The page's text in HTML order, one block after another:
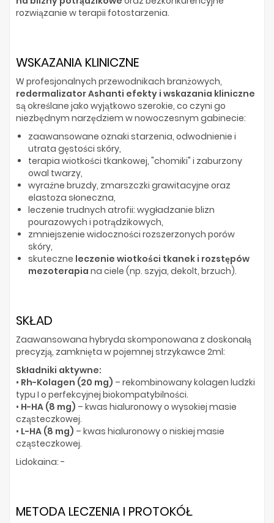
rozwiązanie w terapii fotostarzenia.
WSKAZANIA KLINICZNE
W profesjonalnych przewodnikach branżowych,
redermalizator Ashanti efekty i wskazania kliniczne
są określane jako wyjątkowo szerokie, co czyni go
niezbędnym narzędziem w nowoczesnym gabinecie:
zaawansowane oznaki starzenia, odwodnienie i
utrata gęstości skóry,
terapia wiotkości tkankowej, "chomiki" i zaburzony
owal twarzy,
wyraźne bruzdy, zmarszczki grawitacyjne oraz
elastoza słoneczna,
leczenie trudnych atrofii: wygładzanie blizn
pourazowych i potrądzikowych,
zmniejszenie widoczności rozszerzonych porów
skóry,
skuteczne leczenie wiotkości tkanek i rozstępów
mezoterapia na ciele (np. szyja, dekolt, brzuch).
SKŁAD
Zaawansowana hybryda skomponowana z doskonałą
precyzją, zamknięta w pojemnej strzykawce 2ml:
Składniki aktywne:
• Rh-Kolagen (20 mg) – rekombinowany kolagen ludzki
typu I o perfekcyjnej biokompatybilności.
• H-HA (8 mg) – kwas hialuronowy o wysokiej masie
cząsteczkowej.
• L-HA (8 mg) – kwas hialuronowy o niskiej masie
cząsteczkowej.
Lidokaina: -
METODA LECZENIA I PROTOKÓŁ